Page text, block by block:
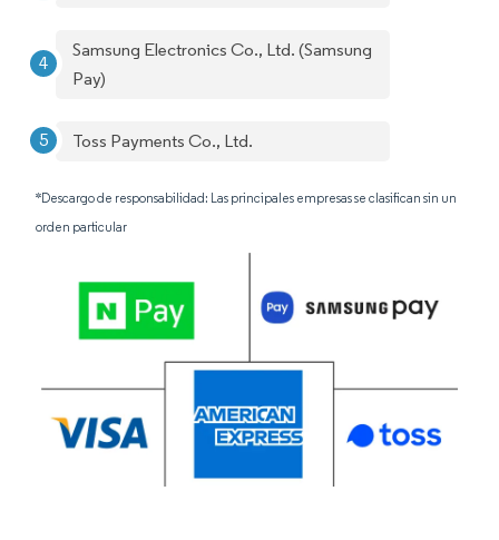
Samsung Electronics Co., Ltd. (Samsung
Pay)
Toss Payments Co., Ltd.
*Descargo de responsabilidad: Las principales empresas se clasifican sin un
orden particular